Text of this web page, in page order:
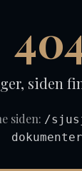
siden
siden: /